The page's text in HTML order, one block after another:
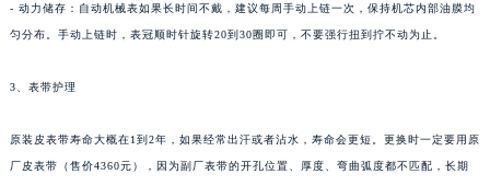
- 动力储存：自动机械表如果长时间不戴，建议每周手动上链一次，保持机芯内部油膜均
匀分布。手动上链时，表冠顺时针旋转20到30圈即可，不要强行扭到拧不动为止。
3、表带护理
原装皮表带寿命大概在1到2年，如果经常出汗或者沾水，寿命会更短。更换时一定要用原
厂皮表带（售价4360元），因为副厂表带的开孔位置、厚度、弯曲弧度都不匹配，长期